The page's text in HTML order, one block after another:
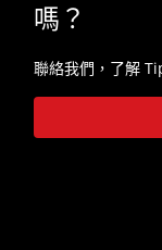
嗎？
聯絡我們，了解